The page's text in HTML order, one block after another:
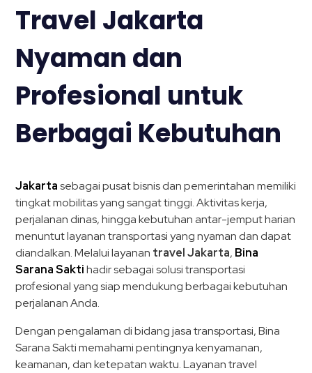
Travel Jakarta
Nyaman dan
Profesional untuk
Berbagai Kebutuhan
Jakartasebagai pusat bisnis dan pemerintahan memiliki
tingkat mobilitas yang sangat tinggi. Aktivitas kerja,
perjalanan dinas, hingga kebutuhan antar-jemput harian
menuntut layanan transportasi yang nyaman dan dapat
diandalkan. Melalui layanan travel Jakarta, Bina
Sarana Saktihadir sebagai solusi transportasi
profesional yang siap mendukung berbagai kebutuhan
perjalanan Anda.
Dengan pengalaman di bidang jasa transportasi, Bina
Sarana Sakti memahami pentingnya kenyamanan,
keamanan, dan ketepatan waktu. Layanan travel